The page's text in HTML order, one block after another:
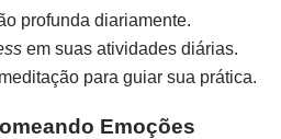
profunda diariamente.
em suas atividades diárias.
para guiar sua prática.
Emoções